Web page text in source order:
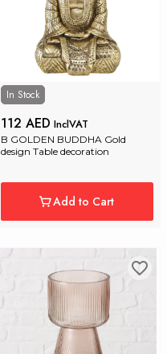
In Stock
112 AED InclVAT
B GOLDEN BUDDHA Gold
design Table decoration
Add to Cart